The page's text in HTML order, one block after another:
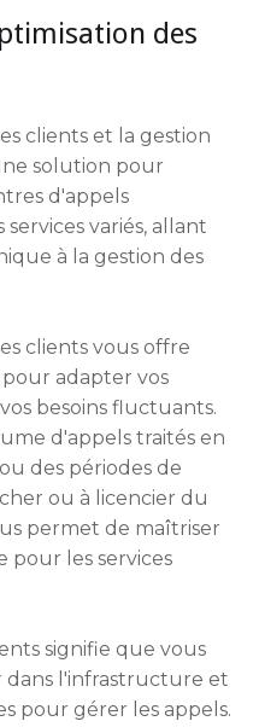
des
clients et la gestion
solution pour
d'appels
variés, allant
à la gestion des
clients vous offre
adapter vos
besoins fluctuants.
d'appels traités en
des périodes de
ou à licencier du
permet de maîtriser
pour les services
signifie que vous
dans l'infrastructure et
pour gérer les appels.